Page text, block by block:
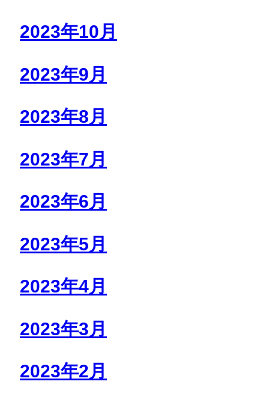
2023年10月
2023年9月
2023年8月
2023年7月
2023年6月
2023年5月
2023年4月
2023年3月
2023年2月